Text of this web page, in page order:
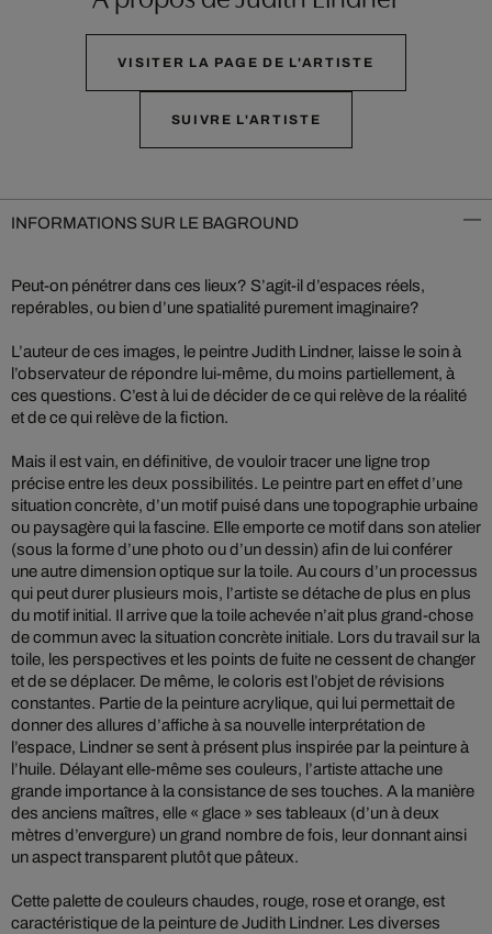
VISITER LA PAGE DE L'ARTISTE
SUIVRE L'ARTISTE
INFORMATIONS SUR LE BAGROUND
Peut-on pénétrer dans ces lieux? S’agit-il d’espaces réels,
repérables, ou bien d’une spatialité purement imaginaire?
L’auteur de ces images, le peintre Judith Lindner, laisse le soin à
l’observateur de répondre lui-même, du moins partiellement, à
ces questions. C’est à lui de décider de ce qui relève de la réalité
et de ce qui relève de la fiction.
Mais il est vain, en définitive, de vouloir tracer une ligne trop
précise entre les deux possibilités. Le peintre part en effet d’une
situation concrète, d’un motif puisé dans une topographie urbaine
ou paysagère qui la fascine. Elle emporte ce motif dans son atelier
(sous la forme d’une photo ou d’un dessin) afin de lui conférer
une autre dimension optique sur la toile. Au cours d’un processus
qui peut durer plusieurs mois, l’artiste se détache de plus en plus
du motif initial. Il arrive que la toile achevée n’ait plus grand-chose
de commun avec la situation concrète initiale. Lors du travail sur la
toile, les perspectives et les points de fuite ne cessent de changer
et de se déplacer. De même, le coloris est l’objet de révisions
constantes. Partie de la peinture acrylique, qui lui permettait de
donner des allures d’affiche à sa nouvelle interprétation de
l’espace, Lindner se sent à présent plus inspirée par la peinture à
l’huile. Délayant elle-même ses couleurs, l’artiste attache une
grande importance à la consistance de ses touches. A la manière
des anciens maîtres, elle « glace » ses tableaux (d’un à deux
mètres d’envergure) un grand nombre de fois, leur donnant ainsi
un aspect transparent plutôt que pâteux.
Cette palette de couleurs chaudes, rouge, rose et orange, est
caractéristique de la peinture de Judith Lindner. Les diverses